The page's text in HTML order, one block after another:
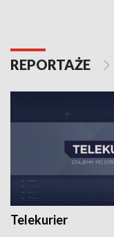
REPORTAŻE
Telekurier